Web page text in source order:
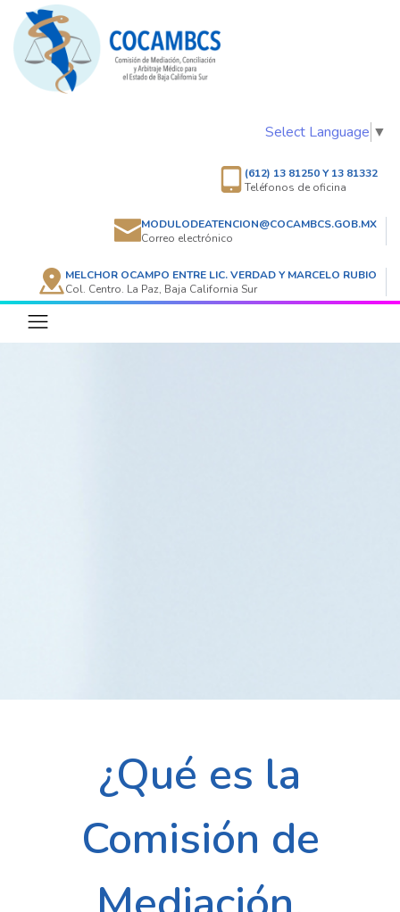
Select Language ▼
(612) 13 81250 Y 13 81332
Teléfonos de oficina
MODULODEATENCION@COCAMBCS.GOB.MX
Correo electrónico
MELCHOR OCAMPO ENTRE LIC. VERDAD Y MARCELO RUBIO
Col. Centro. La Paz, Baja California Sur
¿Qué es la
Comisión de